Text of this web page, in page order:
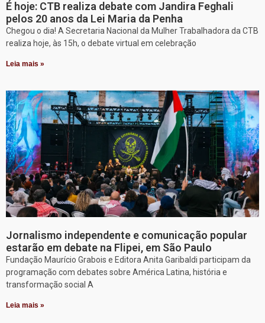
É hoje: CTB realiza debate com Jandira Feghali
pelos 20 anos da Lei Maria da Penha
Chegou o dia! A Secretaria Nacional da Mulher Trabalhadora da CTB
realiza hoje, às 15h, o debate virtual em celebração
Leia mais »
Jornalismo independente e comunicação popular
estarão em debate na Flipei, em São Paulo
Fundação Maurício Grabois e Editora Anita Garibaldi participam da
programação com debates sobre América Latina, história e
transformação social A
Leia mais »